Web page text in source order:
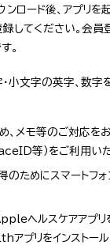
ロード後、アプリ
してください。会員
。
・小文字の英字、数
、メモ等のご対応を
等）をご利用いた
のためにスマートフ
ヘルスケアアプ
プリをインストール